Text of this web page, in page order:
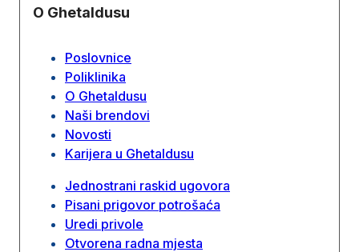
O Ghetaldusu
Poslovnice
Poliklinika
O Ghetaldusu
Naši brendovi
Novosti
Karijera u Ghetaldusu
Jednostrani raskid ugovora
Pisani prigovor potrošaća
Uredi privole
Otvorena radna mjesta